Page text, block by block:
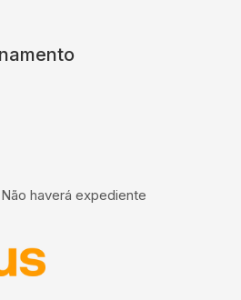
Não haverá expediente